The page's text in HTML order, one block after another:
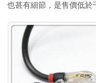
也甚有細節，是售價低於